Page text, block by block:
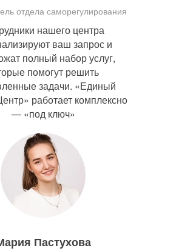
отдела саморегулирования
нашего центра
ваш запрос и
полный набор услуг,
помогут решить
задачи. «Единый
работает комплексно
— «под ключ»
Пастухова